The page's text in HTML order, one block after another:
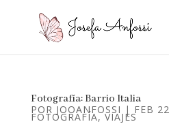
Fotografía: Barrio Italia
POR JOOANFOSSI | FEB
FOTOGRAFÍA,VIAJES